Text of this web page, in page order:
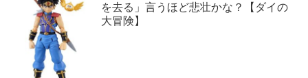
を去る」言うほど悲壮かな？【ダイの
大冒険】